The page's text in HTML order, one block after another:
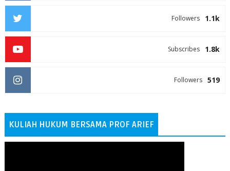
1.1k
Followers
1.8k
Subscribes
519
Followers
KULIAH HUKUM BERSAMA PROF ARIEF